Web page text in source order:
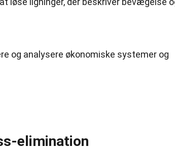
og analysere økonomiske systemer og
elimination